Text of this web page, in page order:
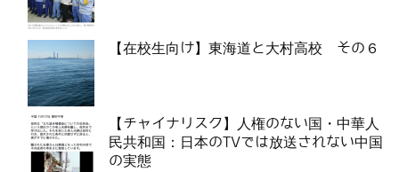
【在校生向け】東海道と大村高校 その６
【チャイナリスク】人権のない国・中華人
民共和国：日本のTVでは放送されない中国
の実態